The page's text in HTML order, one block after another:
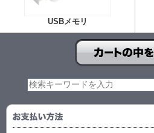
USBメモリ